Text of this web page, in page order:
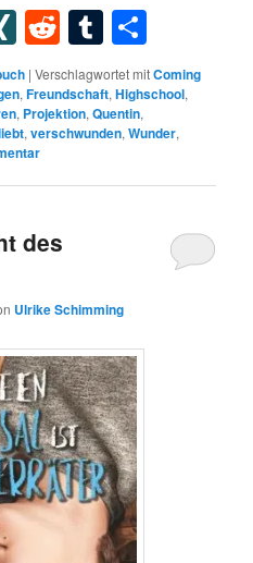
XINGRedditTumblr
|Verschlagwortet mitComing
,Freundschaft,Highschool,
, Projektion,Quentin,
,verschwunden,Wunder,
des
Ulrike Schimming